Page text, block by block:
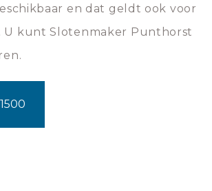
en dat geldt ook voor
U kunt Slotenmaker Punthorst